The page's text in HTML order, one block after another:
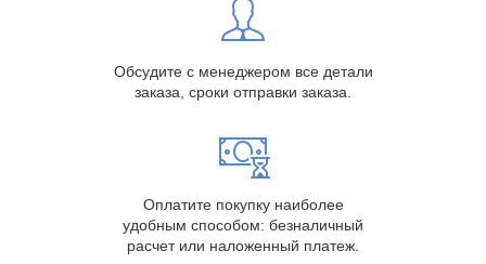
Обсудите с менеджером все детали
заказа, сроки отправки заказа.
Оплатите покупку наиболее
удобным способом: безналичный
расчет или наложенный платеж.